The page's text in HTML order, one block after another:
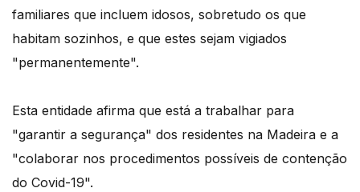
familiares que incluem idosos, sobretudo os que
habitam sozinhos, e que estes sejam vigiados
"permanentemente".
Esta entidade afirma que está a trabalhar para
"garantir a segurança" dos residentes na Madeira e a
"colaborar nos procedimentos possíveis de contenção
do Covid-19".